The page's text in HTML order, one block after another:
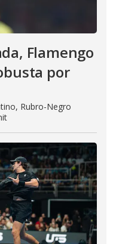
Flamengo
por
Rubro-Negro